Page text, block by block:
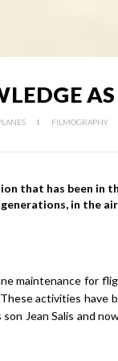
FILMOGRAPHY
that has been in
in the
maintenance for
activities have
Jean Salis and